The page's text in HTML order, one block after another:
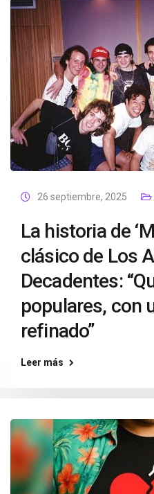
26 septiembre, 2025
La historia de
clásico de Los
Decadentes:
populares, con
refinado”
Leer más